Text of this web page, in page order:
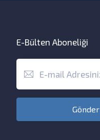
E-Bülten Aboneliği
Gönder